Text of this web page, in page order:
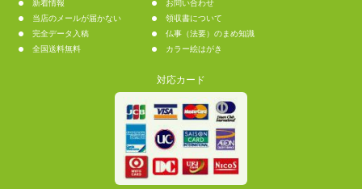
新着情報
お問い合わせ
当店のメールが届かない
領収書について
完全データ入稿
仏事（法要）のまめ知識
全国送料無料
カラー絵はがき
対応カード